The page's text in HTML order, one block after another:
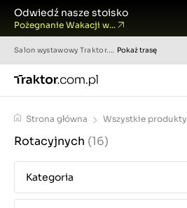
Odwiedź nasze stoisko
Pożegnanie Wakacji w...
Salon wystawowy Traktor.com.pl Pokaż trasę
Strona główna Wszystkie produkty
Rotacyjnych (16)
Kategoria